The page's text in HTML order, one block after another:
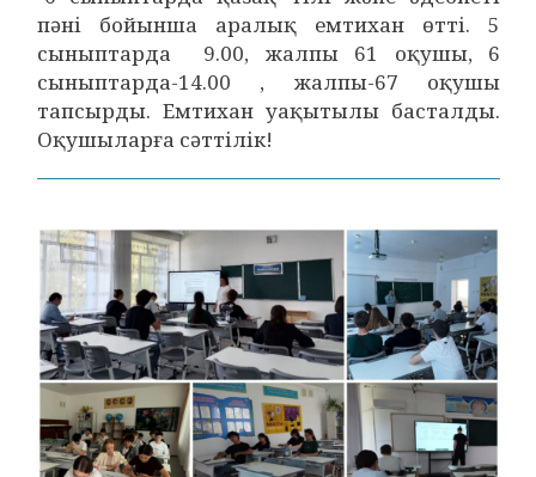
пәні бойынша аралық емтихан өтті. 5
сыныптарда 9.00, жалпы 61 оқушы, 6
сыныптарда-14.00 , жалпы-67 оқушы
тапсырды. Емтихан уақытылы басталды.
Оқушыларға сәттілік!